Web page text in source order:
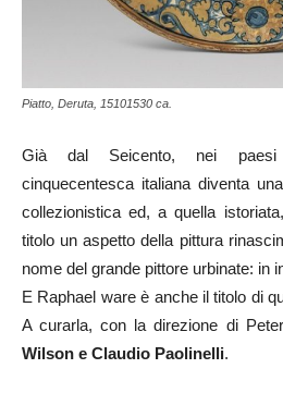
Piatto, Deruta, 15101530 ca.
Già dal Seicento, nei
cinquecentesca italiana diventa
collezionistica ed, a quella
titolo un aspetto della pittura
nome del grande pittore urbinate: in
E Raphael ware è anche il titolo di
A curarla, con la direzione di
Wilson e Claudio Paolinelli.